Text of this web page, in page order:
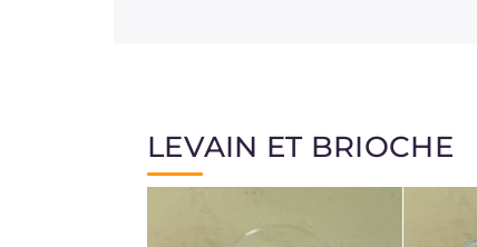
LEVAIN ET BRIOCHE